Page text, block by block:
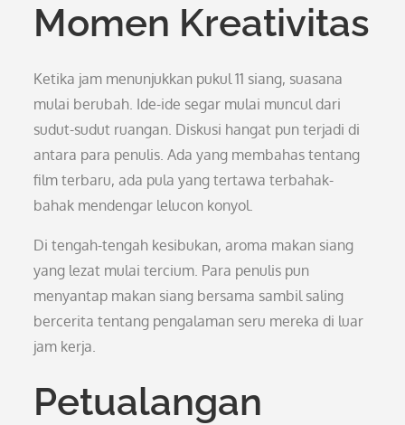
Momen Kreativitas
Ketika jam menunjukkan pukul 11 siang, suasana
mulai berubah. Ide-ide segar mulai muncul dari
sudut-sudut ruangan. Diskusi hangat pun terjadi di
antara para penulis. Ada yang membahas tentang
film terbaru, ada pula yang tertawa terbahak-
bahak mendengar lelucon konyol.
Di tengah-tengah kesibukan, aroma makan siang
yang lezat mulai tercium. Para penulis pun
menyantap makan siang bersama sambil saling
bercerita tentang pengalaman seru mereka di luar
jam kerja.
Petualangan